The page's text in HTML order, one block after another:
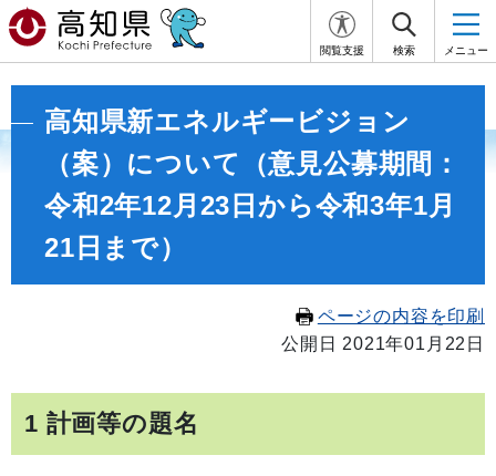
閲覧支援 検索 メニュー
高知県新エネルギービジョン
（案）について（意見公募期間：
令和2年12月23日から令和3年1月
21日まで）
ページの内容を印刷
公開日 2021年01月22日
1 計画等の題名